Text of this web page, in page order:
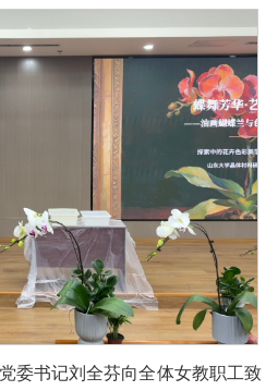
委书记刘全芬向全体女教职工致